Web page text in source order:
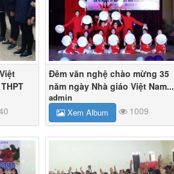
Đêm văn nghệ chào mừng 35
năm ngày Nhà giáo Việt Nam...
admin
Xem Album
1009